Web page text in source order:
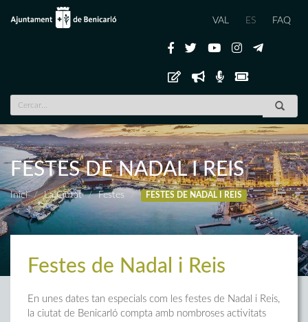
VAL ES FAQ
FESTES DE NADAL I REIS
Inici La Ciutat Festes FESTES DE NADAL I REIS
Festes de Nadal i Reis
En unes dates tan especials com les festes de Nadal i Reis,
la ciutat de Benicarló compta amb nombroses activitats